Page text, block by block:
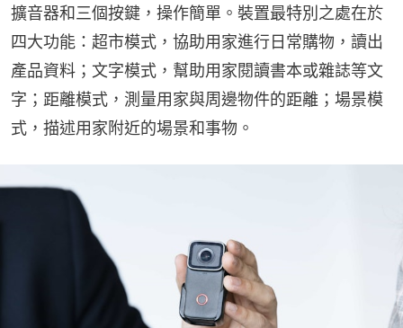
擴音器和三個按鍵，操作簡單。裝置最特別之處在於
四大功能：超市模式，協助用家進行日常購物，讀出
產品資料；文字模式，幫助用家閱讀書本或雜誌等文
字；距離模式，測量用家與周邊物件的距離；場景模
式，描述用家附近的場景和事物。